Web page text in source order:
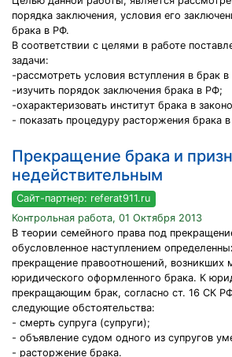
порядка заключения, условия его
брака в РФ.
В соответствии с целями в работе
задачи:
-рассмотреть условия вступления в брак
-изучить порядок заключения брака в РФ;
-охарактеризовать институт брака в
- показать процедуру расторжения брака
Прекращение брака и
недействительным
Сайт-партнер: referat911.ru
Контрольная работа, 01 Октября 2013
В теории семейного права под
обусловленное наступлением
прекращение правоотношений, возникших
юридического оформленного брака. К
прекращающим брак, согласно ст. 16 СК
следующие обстоятельства:
- смерть супруга (супруги);
- объявление судом одного из супругов
- расторжение брака.